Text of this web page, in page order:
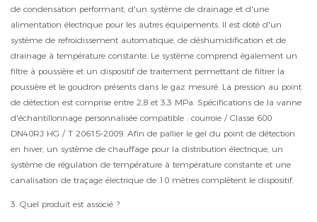
de condensation performant, d'un système de drainage et d'une
alimentation électrique pour les autres équipements. Il est doté d'un
système de refroidissement automatique, de déshumidification et de
drainage à température constante. Le système comprend également un
filtre à poussière et un dispositif de traitement permettant de filtrer la
poussière et le goudron présents dans le gaz mesuré. La pression au point
de détection est comprise entre 2,8 et 3,3 MPa. Spécifications de la vanne
d'échantillonnage personnalisée compatible : courroie / Classe 600
DN40RJ HG / T 20615-2009. Afin de pallier le gel du point de détection
en hiver, un système de chauffage pour la distribution électrique, un
système de régulation de température à température constante et une
canalisation de traçage électrique de 10 mètres complètent le dispositif.
3. Quel produit est associé ?